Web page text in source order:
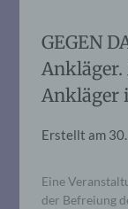
GEGEN
Ankläger.
Ankläger
Erstellt am
Eine
der Befreiung